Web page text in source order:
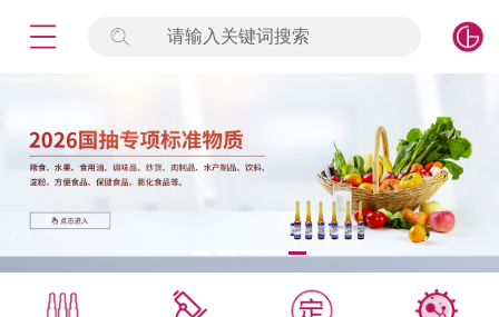
请输入关键词搜索
标准物质
产品专项